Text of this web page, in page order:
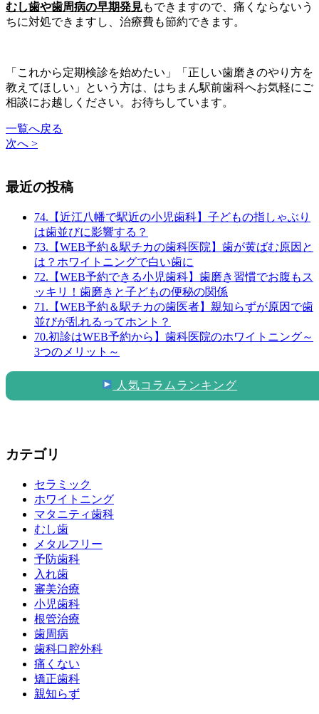
むし歯や歯周病の早期発見もできますので、痛くならないう
ちに対処できますし、治療費も節約できます。
「これから定期検診を始めたい」「正しい歯磨きのやり方を
教えてほしい」という方は、はちまん駅前歯科へお気軽にご
相談にお越しください。お待ちしています。
一覧へ戻る
次へ >
最近の投稿
74.【近江八幡で駅近の小児歯科】子どもの指しゃぶり
は歯並びに影響する？
73.【WEB予約＆駅チカの歯科医院】歯が黄ばむ原因と
は？ホワイトニングで白い歯に
72.【WEB予約できる小児歯科】歯磨き習慣でお腹もス
ッキリ！歯磨きと子どもの便秘の関係
71.【WEB予約＆駅チカの歯医者】親知らずが原因で歯
並びが乱れるってホント？
70.初診はWEB予約から】歯科医院のホワイトニング～
3つのメリット～
人気コラムランキング
カテゴリ
セラミック
ホワイトニング
マタニティ歯科
むし歯
メタルフリー
予防歯科
入れ歯
審美治療
小児歯科
根管治療
歯周病
歯科口腔外科
痛くない
矯正歯科
親知らず